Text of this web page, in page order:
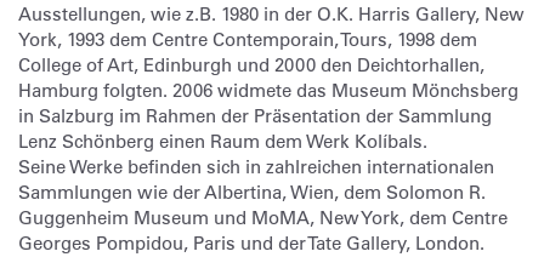
Ausstellungen, wie z.B. 1980 in der O.K. Harris Gallery, New
York, 1993 dem Centre Contemporain, Tours, 1998 dem
College of Art, Edinburgh und 2000 den Deichtorhallen,
Hamburg folgten. 2006 widmete das Museum Mönchsberg
in Salzburg im Rahmen der Präsentation der Sammlung
Lenz Schönberg einen Raum dem Werk Kolíbals.
Seine Werke befinden sich in zahlreichen internationalen
Sammlungen wie der Albertina, Wien, dem Solomon R.
Guggenheim Museum und MoMA, New York, dem Centre
Georges Pompidou, Paris und der Tate Gallery, London.